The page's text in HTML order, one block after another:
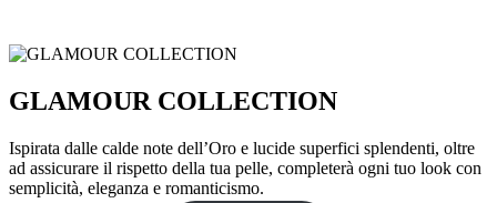
GLAMOUR COLLECTION
Ispirata dalle calde note dell’Oro e lucide superfici splendenti, oltre
ad assicurare il rispetto della tua pelle, completerà ogni tuo look con
semplicità, eleganza e romanticismo.